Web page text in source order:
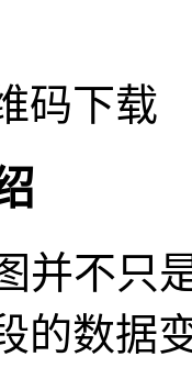
码下载
并不只
的数据